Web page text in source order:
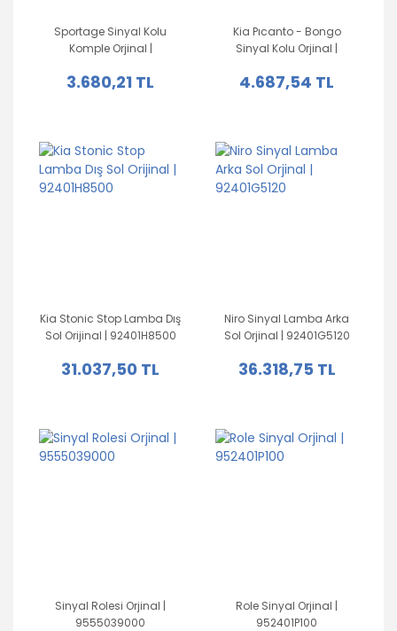
Sportage Sinyal Kolu
Komple Orjinal |
3.680,21 TL
Kia Pıcanto - Bongo
Sinyal Kolu Orjinal |
4.687,54 TL
Kia Stonic Stop Lamba Dış
Sol Orijinal | 92401H8500
31.037,50 TL
Niro Sinyal Lamba Arka
Sol Orjinal | 92401G5120
36.318,75 TL
Sinyal Rolesi Orjinal |
9555039000
Role Sinyal Orjinal |
952401P100